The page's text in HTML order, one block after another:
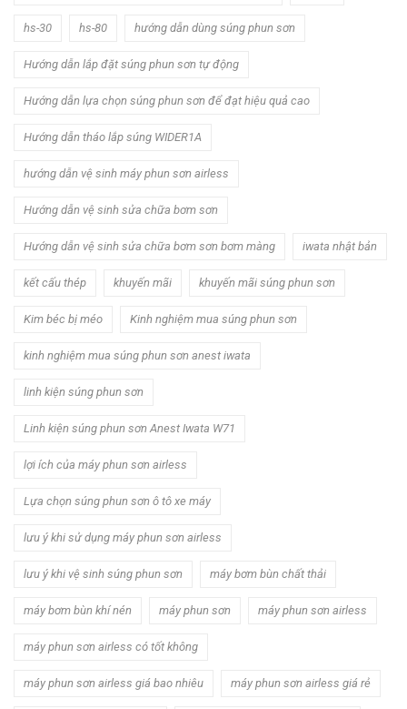
hs-30 hs-80 hướng dẫn dùng súng phun sơn
Hướng dẫn lắp đặt súng phun sơn tự động
Hướng dẫn lựa chọn súng phun sơn để đạt hiệu quả cao
Hướng dẫn tháo lắp súng WIDER1A
hướng dẫn vệ sinh máy phun sơn airless
Hướng dẫn vệ sinh sửa chữa bơm sơn
Hướng dẫn vệ sinh sửa chữa bơm sơn bơm màng iwata nhật bản
kết cấu thép khuyến mãi khuyến mãi súng phun sơn
Kim béc bị méo Kinh nghiệm mua súng phun sơn
kinh nghiệm mua súng phun sơn anest iwata
linh kiện súng phun sơn
Linh kiện súng phun sơn Anest Iwata W71
lợi ích của máy phun sơn airless
Lựa chọn súng phun sơn ô tô xe máy
lưu ý khi sử dụng máy phun sơn airless
lưu ý khi vệ sinh súng phun sơn máy bơm bùn chất thải
máy bơm bùn khí nén máy phun sơn máy phun sơn airless
máy phun sơn airless có tốt không
máy phun sơn airless giá bao nhiêu máy phun sơn airless giá rẻ